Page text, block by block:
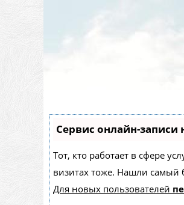
Сервис онлайн-записи
Тот, кто работает в сфере
визитах тоже. Нашли
Для новых пользователей